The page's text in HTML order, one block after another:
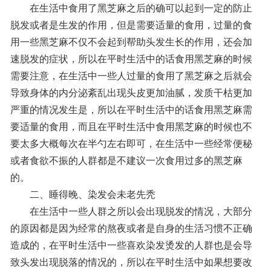
在生活中食用了黑芝麻之后的确可以起到一定的防止
脱发或者是生发的作用，但是需要适量的食用，过量的食
用一些黑芝麻不仅不会起到帮助头发生长的作用，还会加
速脱发的症状，所以在平时生活中的话食用黑芝麻的时候
需要注意，在生活中一些人过量的食用了黑芝麻之后就会
导致身体的内分泌紊乱出现头皮更加油腻，发质干枯更加
严重的情况发生是，所以在平时生活中的话食用黑芝麻需
要适量的食用，而且在平时生活中食用黑芝麻的时候也不
要太多大概每次在半勺左右即可，在生活中一些经常便秘
或者食欲不振的人群都是不建议一次食用过多的黑芝麻
的。
二、睡得晚、染发会未老先秃
在生活中一些人群之所以会出现脱发的情况，大部分
的原因都是因为经常的熬夜或者是自身的生活习惯不正确
造成的，在平时生活中一些喜欢染发烫发的人群也是会导
致头发出现脱落的情况的，所以在平时生活中如果想要改